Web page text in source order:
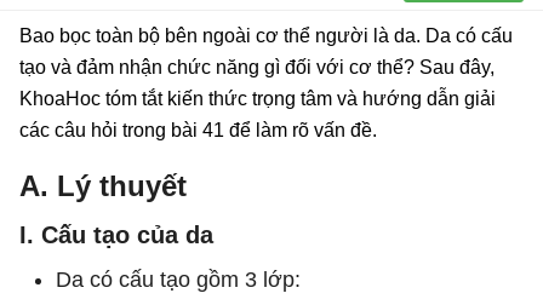
Bao bọc toàn bộ bên ngoài cơ thể người là da. Da có cấu
tạo và đảm nhận chức năng gì đối với cơ thể? Sau đây,
KhoaHoc tóm tắt kiến thức trọng tâm và hướng dẫn giải
các câu hỏi trong bài 41 để làm rõ vấn đề.
A. Lý thuyết
I. Cấu tạo của da
Da có cấu tạo gồm 3 lớp: